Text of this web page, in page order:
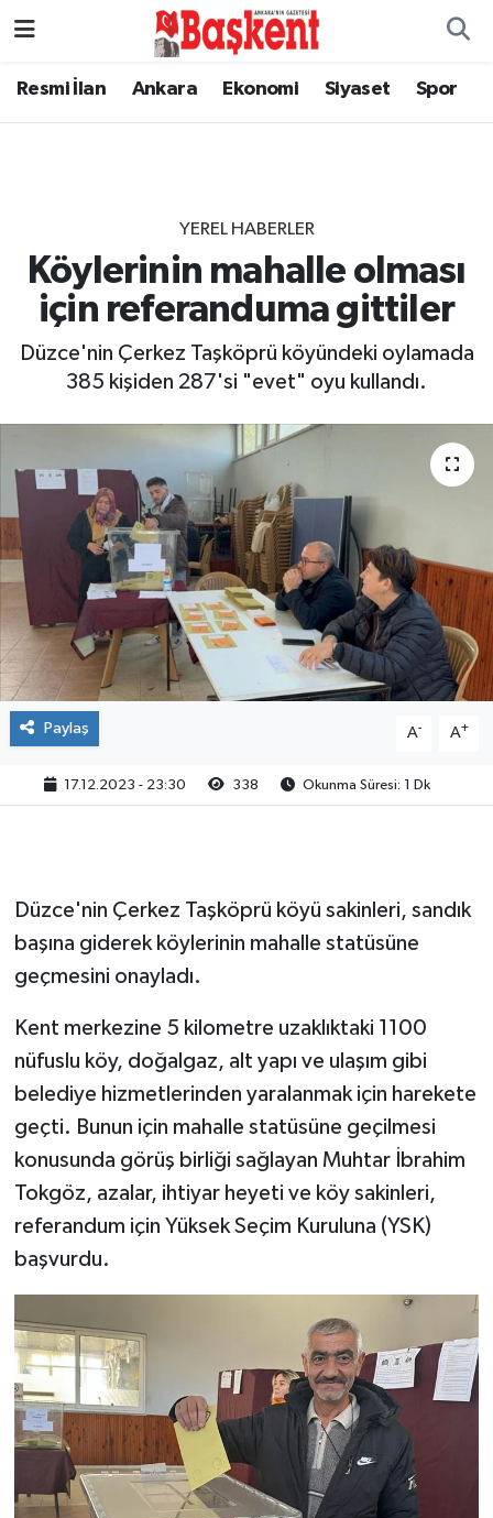
Resmi İlan Ankara Ekonomi Siyaset Spor
YEREL HABERLER
Köylerinin mahalle olması
için referanduma gittiler
Düzce'nin Çerkez Taşköprü köyündeki oylamada
385 kişiden 287'si "evet" oyu kullandı.
Paylaş A- A+
17.12.2023 - 23:30 338 Okunma Süresi: 1 Dk
Düzce'nin Çerkez Taşköprü köyü sakinleri, sandık
başına giderek köylerinin mahalle statüsüne
geçmesini onayladı.
Kent merkezine 5 kilometre uzaklıktaki 1100
nüfuslu köy, doğalgaz, alt yapı ve ulaşım gibi
belediye hizmetlerinden yaralanmak için harekete
geçti. Bunun için mahalle statüsüne geçilmesi
konusunda görüş birliği sağlayan Muhtar İbrahim
Tokgöz, azalar, ihtiyar heyeti ve köy sakinleri,
referandum için Yüksek Seçim Kuruluna (YSK)
başvurdu.